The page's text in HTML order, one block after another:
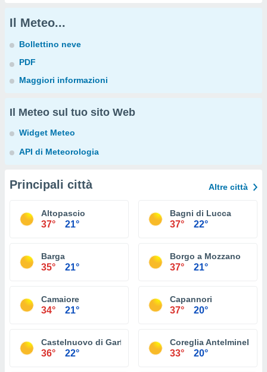
Il Meteo...
Bollettino neve
PDF
Maggiori informazioni
Il Meteo sul tuo sito Web
Widget Meteo
API di Meteorologia
Principali città Altre città
Altopascio
37° 21°
Bagni di Lucca
37° 22°
Barga
35° 21°
Borgo a Mozzano
37° 21°
Camaiore
34° 21°
Capannori
37° 20°
Castelnuovo di Garfagnana
36° 22°
Coreglia Antelminelli
33° 20°